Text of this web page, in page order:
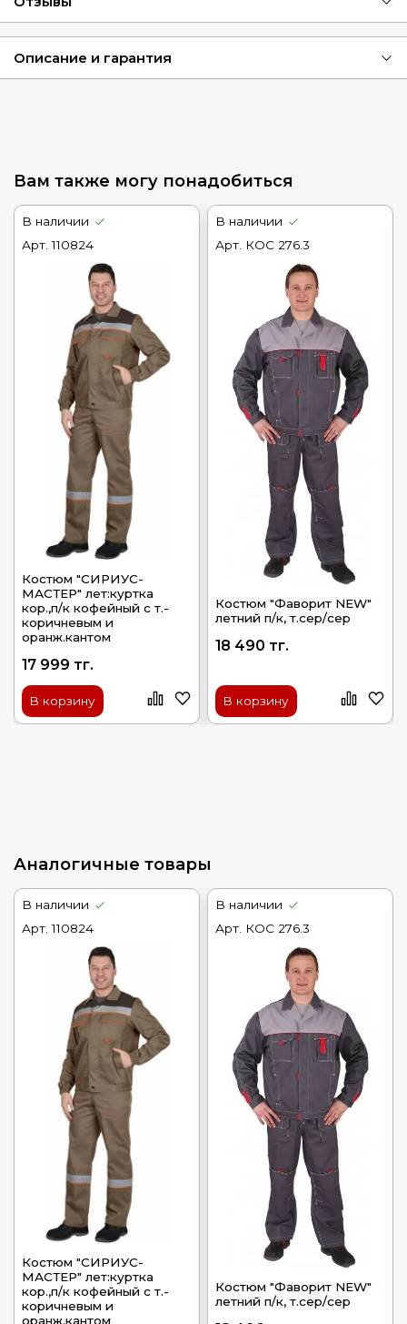
Описание и гарантия
Вам также могу понадобиться
В наличии
Арт.110824
Костюм "СИРИУС-
МАСТЕР" лет:куртка
кор.,п/к кофейный с т.-
коричневым и
оранж.кантом
17 999 тг.
В корзину
В наличии
Арт. КОС 276.3
Костюм "Фаворит NEW"
летний п/к, т.сер/сер
18 490 тг.
В корзину
Аналогичные товары
В наличии
Арт.110824
Костюм "СИРИУС-
МАСТЕР" лет:куртка
кор.,п/к кофейный с т.-
коричневым и
оранж.кантом
В наличии
Арт. КОС 276.3
Костюм "Фаворит NEW"
летний п/к, т.сер/сер